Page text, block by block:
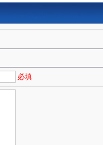
必填